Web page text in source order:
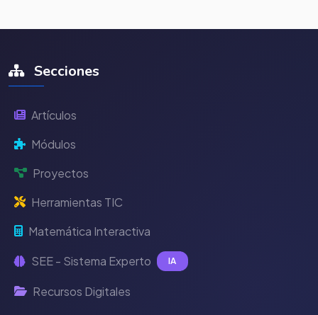
Secciones
Artículos
Módulos
Proyectos
Herramientas TIC
Matemática Interactiva
SEE - Sistema Experto IA
Recursos Digitales